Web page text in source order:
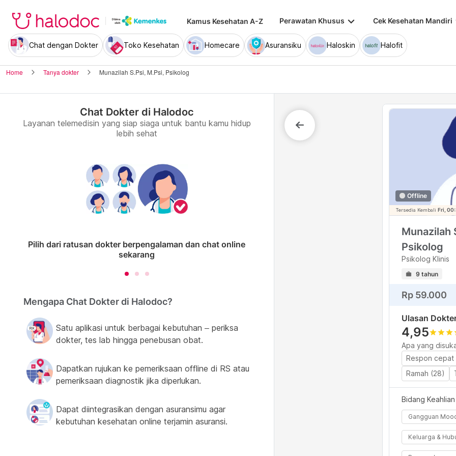
Kamus Kesehatan A-Z Perawatan Khusus keyboard_arrow_down Cek Kesehatan Mandiri
Chat dengan Dokter Toko Kesehatan Homecare Asuransiku Haloskin Halofit
Home Tanya dokter Munazilah S.Psi, M.Psi, Psikolog
Chat Dokter di Halodoc
Layanan telemedisin yang siap siaga untuk bantu kamu hidup
lebih sehat
Pilih dari ratusan dokter berpengalaman dan chat online
sekarang
Mengapa Chat Dokter di Halodoc?
Satu aplikasi untuk berbagai kebutuhan – periksa
dokter, tes lab hingga penebusan obat.
Dapatkan rujukan ke pemeriksaan offline di RS atau
pemeriksaan diagnostik jika diperlukan.
Dapat diintegrasikan dengan asuransimu agar
kebutuhan kesehatan online terjamin asuransi.
Offline
Tersedia Kembali Fri,
Munazilah
Psikolog
Psikolog Klinis
9 tahun
Rp 59.000
Ulasan
4,95starstarstar
Apa yang
Respon cepat
Ramah (28)
Bidang Keahlian
Gangguan
Keluarga &